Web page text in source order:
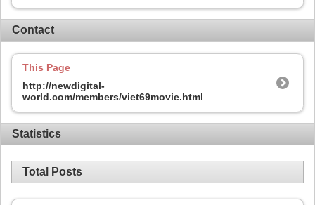
Contact
This Page
http://newdigital-
world.com/members/viet69movie.html
Statistics
Total Posts